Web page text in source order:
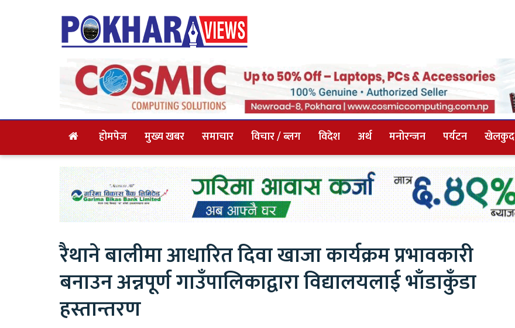
होमपेज मुख्य खबर समाचार विचार / ब्लग विदेश अर्थ मनोरन्जन पर्यटन खेलकुद
रैथाने बालीमा आधारित दिवा खाजा कार्यक्रम प्रभावकारी
बनाउन अन्नपूर्ण गाउँपालिकाद्वारा विद्यालयलाई भाँडाकुँडा
हस्तान्तरण